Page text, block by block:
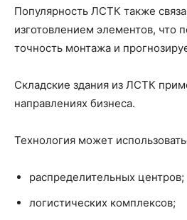
Популярность ЛСТК также
изготовлением элементов, что
точность монтажа и
Складские здания из ЛСТК
направлениях бизнеса.
Технология может
распределительных центров;
логистических комплексов;